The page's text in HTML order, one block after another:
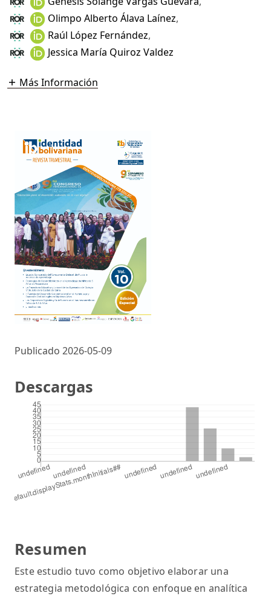
Olimpo Alberto Álava Laínez,
Raúl López Fernández,
Jessica María Quiroz Valdez
Más Información
Publicado 2026-05-09
Resumen
Este estudio tuvo como objetivo elaborar una
estrategia metodológica con enfoque en analítica
Descargas